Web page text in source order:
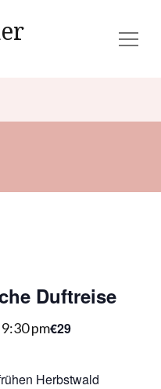
Duftreise
9:30 pm€29
Herbstwald